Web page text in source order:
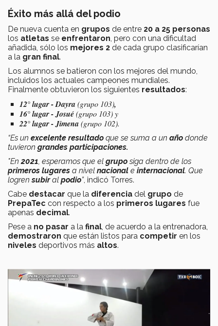
Éxito más allá del podio
De nueva cuenta en grupos de entre 20 a 25 personas
los atletas se enfrentaron, pero con una dificultad
añadida, sólo los mejores 2 de cada grupo clasificarían
a la gran final.
Los alumnos se batieron con los mejores del mundo,
incluidos los actuales campeones mundiales.
Finalmente obtuvieron los siguientes resultados:
12° lugar - Dayra(grupo 103),
16° lugar - Josué(grupo 103) y
22° lugar - Jimena(grupo 102).
“Es un excelente resultado que se suma a un año donde
tuvieron grandes participaciones.
"En2021, esperamos que el gruposiga dentro de los
primeros lugares a nivel nacional e internacional. Que
logrensubiral podio”, indicó Torres.
Cabe destacar que la diferencia del grupo de
PrepaTec con respecto a los primeros lugares fue
apenas decimal.
Pese a no pasar a la final, de acuerdo a la entrenadora,
demostraron que están listos para competir en los
niveles deportivos más altos.